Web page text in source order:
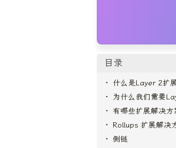
目录
什么是Layer 2扩
为什么我们需要
有哪些扩展解决方
Rollups 扩展解决
侧链